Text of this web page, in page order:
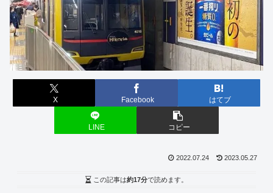
X Facebook はてブ
LINE コピー
2022.07.24 2023.05.27
この記事は約17分で読めます。